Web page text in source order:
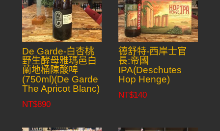
De Garde-白杏桃
野生酵母雅瑪邑白
蘭地桶陳酸啤
(750ml)(De Garde
The Apricot Blanc)
NT$890
德舒特-西岸士官
長:帝國
IPA(Deschutes
Hop Henge)
NT$140